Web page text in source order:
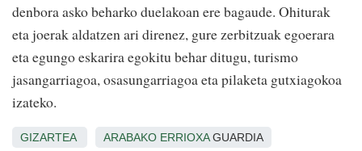
denbora asko beharko duelakoan ere bagaude. Ohiturak
eta joerak aldatzen ari direnez, gure zerbitzuak egoerara
eta egungo eskarira egokitu behar ditugu, turismo
jasangarriagoa, osasungarriagoa eta pilaketa gutxiagokoa
izateko.
GIZARTEA ARABAKO ERRIOXAGUARDIA